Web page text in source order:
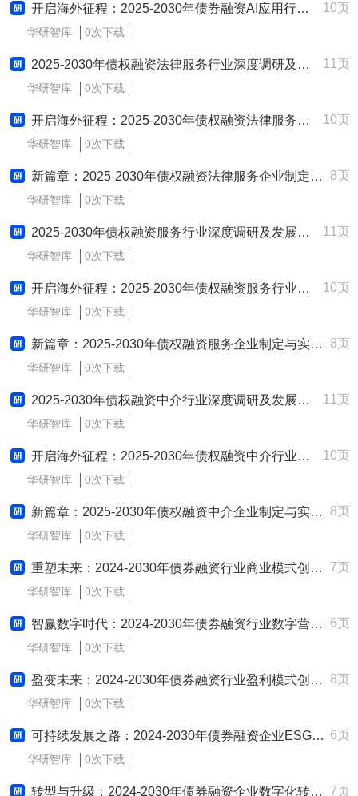
开启海外征程：2025-2030年债券融资AI应用行业跨境出海战略研究报告 10页
华研智库 0次下载
2025-2030年债权融资法律服务行业深度调研及发展战略咨询报告 11页
华研智库 0次下载
开启海外征程：2025-2030年债权融资法律服务行业跨境出海战略研究报告 10页
华研智库 0次下载
新篇章：2025-2030年债权融资法律服务企业制定与实施新质生产力战略研究报告 8页
华研智库 0次下载
2025-2030年债权融资服务行业深度调研及发展战略咨询报告 11页
华研智库 0次下载
开启海外征程：2025-2030年债权融资服务行业跨境出海战略研究报告 10页
华研智库 0次下载
新篇章：2025-2030年债权融资服务企业制定与实施新质生产力战略研究报告 8页
华研智库 0次下载
2025-2030年债权融资中介行业深度调研及发展战略咨询报告 11页
华研智库 0次下载
开启海外征程：2025-2030年债权融资中介行业跨境出海战略研究报告 10页
华研智库 0次下载
新篇章：2025-2030年债权融资中介企业制定与实施新质生产力战略研究报告 8页
华研智库 0次下载
重塑未来：2024-2030年债券融资行业商业模式创新研究报告 7页
华研智库 0次下载
智赢数字时代：2024-2030年债券融资行业数字营销策略研究报告 6页
华研智库 0次下载
盈变未来：2024-2030年债券融资行业盈利模式创新与变革研究报告 8页
华研智库 0次下载
可持续发展之路：2024-2030年债券融资企业ESG实践与创新战略研究报告 6页
华研智库 0次下载
转型与升级：2024-2030年债券融资企业数字化转型与智慧升级战略研究报告 7页